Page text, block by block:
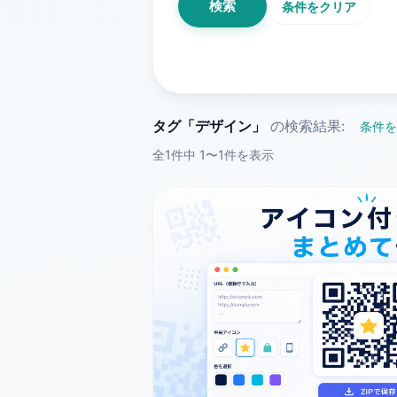
検索 条件をクリア
タグ「デザイン」 の検索結果: 条件
全1件中 1〜1件を表示